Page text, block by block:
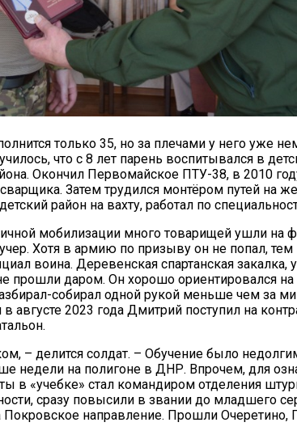
только 35, но за плечами у него уже
что с 8 лет парень воспитывался в
Окончил Первомайское ПТУ-38, в 2010
Затем трудился монтёром путей на
район на вахту, работал по
мобилизации много товарищей ушли на
Хотя в армию по призыву он не попал,
воина. Деревенская спартанская закалка,
прошли даром. Он хорошо ориентировался на
собирал одной рукой меньше чем за
августе 2023 года Дмитрий поступил на
– делится солдат. – Обучение было
недели на полигоне в ДНР. Впрочем, для
в «учебке» стал командиром отделения
сразу повысили в звании до младшего
направление. Прошли Очеретино,
20.09.2017